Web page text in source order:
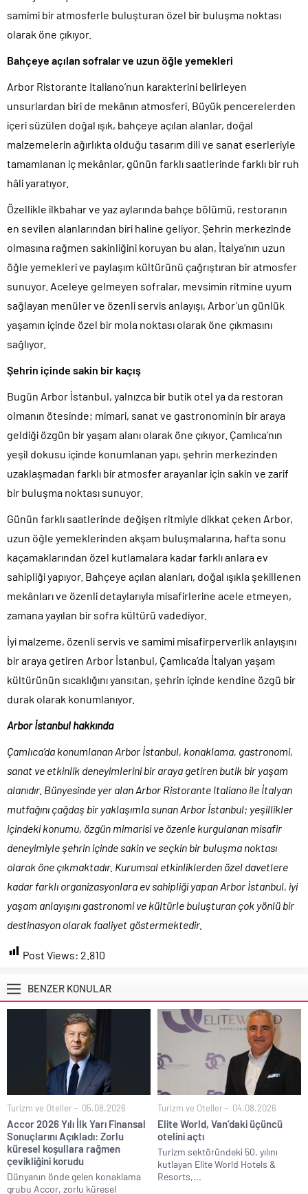
samimi bir atmosferle buluşturan özel bir buluşma noktası
olarak öne çıkıyor.
Bahçeye açılan sofralar ve uzun öğle yemekleri
Arbor Ristorante Italiano’nun karakterini belirleyen
unsurlardan biri de mekânın atmosferi. Büyük pencerelerden
içeri süzülen doğal ışık, bahçeye açılan alanlar, doğal
malzemelerin ağırlıkta olduğu tasarım dili ve sanat eserleriyle
tamamlanan iç mekânlar, günün farklı saatlerinde farklı bir ruh
hâli yaratıyor.
Özellikle ilkbahar ve yaz aylarında bahçe bölümü, restoranın
en sevilen alanlarından biri haline geliyor. Şehrin merkezinde
olmasına rağmen sakinliğini koruyan bu alan, İtalya’nın uzun
öğle yemekleri ve paylaşım kültürünü çağrıştıran bir atmosfer
sunuyor. Aceleye gelmeyen sofralar, mevsimin ritmine uyum
sağlayan menüler ve özenli servis anlayışı, Arbor’un günlük
yaşamın içinde özel bir mola noktası olarak öne çıkmasını
sağlıyor.
Şehrin içinde sakin bir kaçış
Bugün Arbor İstanbul, yalnızca bir butik otel ya da restoran
olmanın ötesinde; mimari, sanat ve gastronominin bir araya
geldiği özgün bir yaşam alanı olarak öne çıkıyor. Çamlıca’nın
yeşil dokusu içinde konumlanan yapı, şehrin merkezinden
uzaklaşmadan farklı bir atmosfer arayanlar için sakin ve zarif
bir buluşma noktası sunuyor.
Günün farklı saatlerinde değişen ritmiyle dikkat çeken Arbor,
uzun öğle yemeklerinden akşam buluşmalarına, hafta sonu
kaçamaklarından özel kutlamalara kadar farklı anlara ev
sahipliği yapıyor. Bahçeye açılan alanları, doğal ışıkla şekillenen
mekânları ve özenli detaylarıyla misafirlerine acele etmeyen,
zamana yayılan bir sofra kültürü vadediyor.
İyi malzeme, özenli servis ve samimi misafirperverlik anlayışını
bir araya getiren Arbor İstanbul, Çamlıca’da İtalyan yaşam
kültürünün sıcaklığını yansıtan, şehrin içinde kendine özgü bir
durak olarak konumlanıyor.
Arbor İstanbul hakkında
Çamlıca’da konumlanan Arbor İstanbul, konaklama, gastronomi,
sanat ve etkinlik deneyimlerini bir araya getiren butik bir yaşam
alanıdır. Bünyesinde yer alan Arbor Ristorante Italiano ile İtalyan
mutfağını çağdaş bir yaklaşımla sunan Arbor İstanbul; yeşillikler
içindeki konumu, özgün mimarisi ve özenle kurgulanan misafir
deneyimiyle şehrin içinde sakin ve seçkin bir buluşma noktası
olarak öne çıkmaktadır. Kurumsal etkinliklerden özel davetlere
kadar farklı organizasyonlara ev sahipliği yapan Arbor İstanbul, iyi
yaşam anlayışını gastronomi ve kültürle buluşturan çok yönlü bir
destinasyon olarak faaliyet göstermektedir.
Post Views: 2.810
BENZER KONULAR
Turizm ve Oteller 05.08.2026
Accor 2026 Yılı İlk Yarı Finansal
Sonuçlarını Açıkladı: Zorlu
küresel koşullara rağmen
çevikliğini korudu
Dünyanın önde gelen konaklama
grubu Accor, zorlu küresel
Turizm ve Oteller 04.08.2026
Elite World, Van’daki üçüncü
otelini açtı
Turizm sektöründeki 50. yılını
kutlayan Elite World Hotels &
Resorts,...